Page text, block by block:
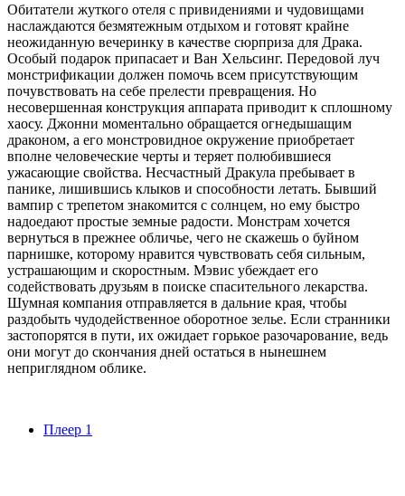
Обитатели жуткого отеля с привидениями и чудовищами
наслаждаются безмятежным отдыхом и готовят крайне
неожиданную вечеринку в качестве сюрприза для Драка.
Особый подарок припасает и Ван Хельсинг. Передовой луч
монстрификации должен помочь всем присутствующим
почувствовать на себе прелести превращения. Но
несовершенная конструкция аппарата приводит к сплошному
хаосу. Джонни моментально обращается огнедышащим
драконом, а его монстровидное окружение приобретает
вполне человеческие черты и теряет полюбившиеся
ужасающие свойства. Несчастный Дракула пребывает в
панике, лишившись клыков и способности летать. Бывший
вампир с трепетом знакомится с солнцем, но ему быстро
надоедают простые земные радости. Монстрам хочется
вернуться в прежнее обличье, чего не скажешь о буйном
парнишке, которому нравится чувствовать себя сильным,
устрашающим и скоростным. Мэвис убеждает его
содействовать друзьям в поиске спасительного лекарства.
Шумная компания отправляется в дальние края, чтобы
раздобыть чудодейственное оборотное зелье. Если странники
застопорятся в пути, их ожидает горькое разочарование, ведь
они могут до скончания дней остаться в нынешнем
неприглядном облике.
Плеер 1